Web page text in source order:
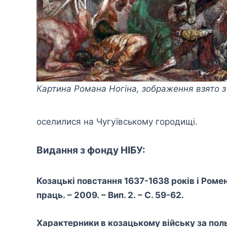
Картина Романа Ногіна, зображення взято
оселилися на Чугуївському городищі.
Видання з фонду НІБУ:
Козацькі повстання 1637-1638 років і
праць. – 2009. – Вип. 2. – С. 59-62.
Характерники в козацькому війську за